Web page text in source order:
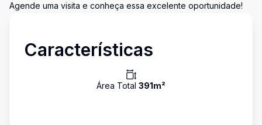
Agende uma visita e conheça essa excelente oportunidade!
Características
Área Total 391m²